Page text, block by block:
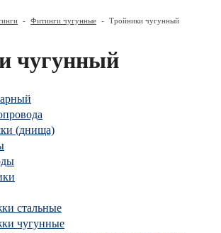
- Фитинги чугунные - Тройники чугунный
чугунный
(днища)
стальные
чугунные